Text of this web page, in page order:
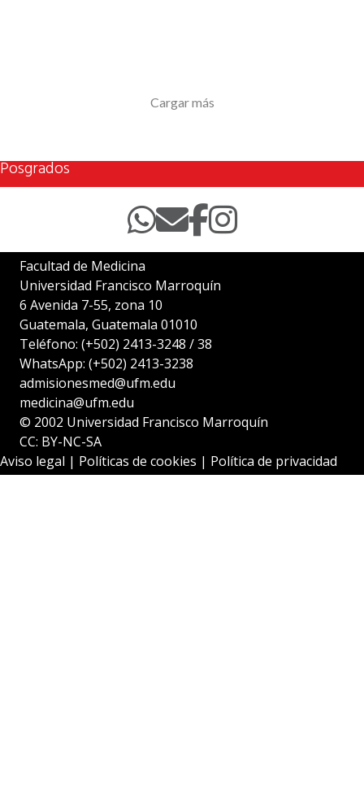
Cargar más
Posgrados
Facultad de Medicina
Universidad Francisco Marroquín
6 Avenida 7-55, zona 10
Guatemala, Guatemala 01010
Teléfono: (+502) 2413-3248 /38
WhatsApp: (+502) 2413-3238
admisionesmed@ufm.edu
medicina@ufm.edu
© 2002 Universidad Francisco Marroquín
CC: BY-NC-SA
Aviso legal | Políticas de cookies | Política de privacidad